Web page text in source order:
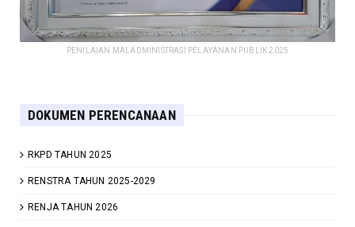
PENILAIAN MALADMINISTRASI PELAYANAN PUBLIK 2025
DOKUMEN PERENCANAAN
RKPD TAHUN 2025
RENSTRA TAHUN 2025-2029
RENJA TAHUN 2026